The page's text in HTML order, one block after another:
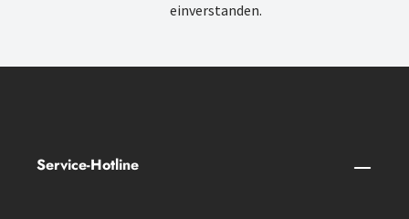
einverstanden.
Service-Hotline